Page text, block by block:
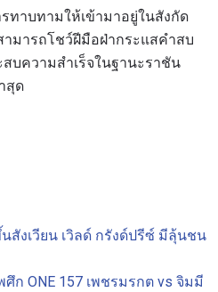
ทาบทามให้เข้ามาอยู่ในสังกัด
ามารถโชว์ฝีมือฝ่ากระแสคำสบ
บความสำเร็จในฐานะราชัน
สุด
นสังเวียน เวิลด์ กรังด์ปรีซ์ มีลุ้นชน
ก ONE 157 เพชรมรกต vs จิมมี
รแข่งขัน
สมัคร
านให้ความยินยอมให้เรา